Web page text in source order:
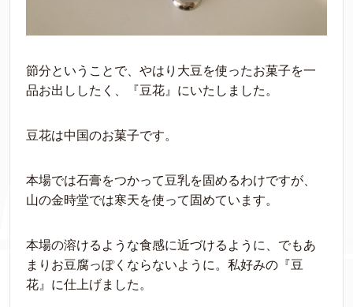
節分ということで、やはり大豆を使ったお菓子を一
品お出ししたく、『豆花』にいたしました。
豆花は中国のお菓子です。
本場では石膏をつかって豆乳を固めるわけですが、
山の金時堂では寒天を使って固めています。
本場の溶けるような食感に近づけるように、でもあ
まりお豆腐っぽくならないように。私好みの『豆
花』に仕上げました。